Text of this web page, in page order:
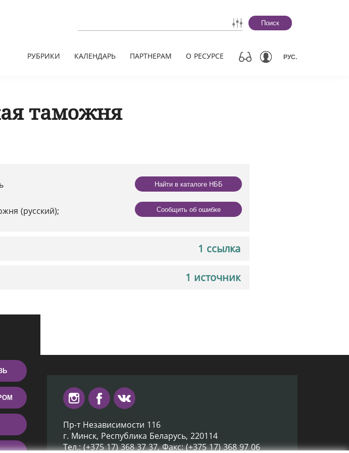
Поиск
РУБРИКИ КАЛЕНДАРЬ ПАРТНЕРАМ О РЕСУРСЕ РУС.
таможня
(русский);
Найти в каталоге НББ
Сообщить об ошибке
1 ссылка
1 источник
Пр-т Независимости 116
г. Минск, Республика Беларусь, 220114
Тел.: (+375 17) 368 37 37, Факс: (+375 17) 368 97 06